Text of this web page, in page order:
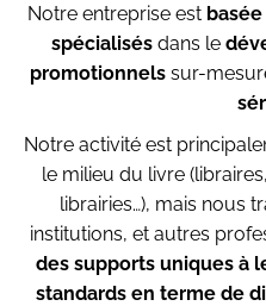
Notre entreprise est
spécialisésdans le
promotionnels sur-
Notre activité est
le milieu du livre
librairies…), mais nous
institutions, et autres
des supports uniques à
standards en terme de